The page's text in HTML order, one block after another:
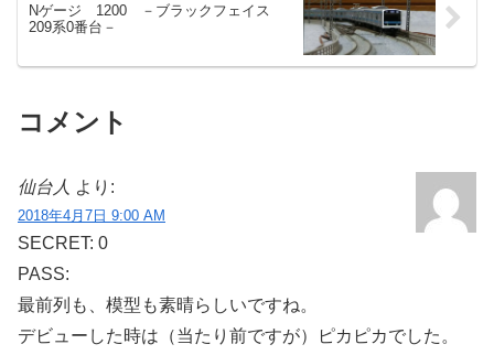
Nゲージ 1200 －ブラックフェイス
209系0番台－
コメント
仙台人 より:
2018年4月7日 9:00 AM
SECRET: 0
PASS:
最前列も、模型も素晴らしいですね。
デビューした時は（当たり前ですが）ピカピカでした。